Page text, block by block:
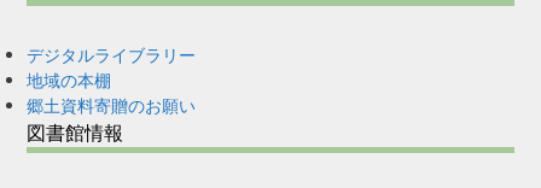
デジタルライブラリー
地域の本棚
郷土資料寄贈のお願い
図書館情報